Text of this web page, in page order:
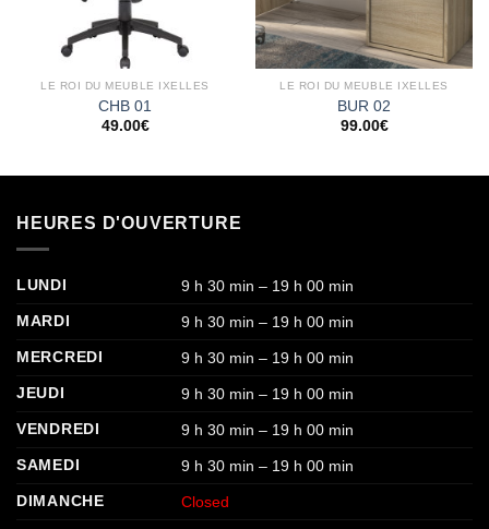
LE ROI DU MEUBLE IXELLES
CHB 01
49.00€
LE ROI DU MEUBLE IXELLES
BUR 02
99.00€
HEURES D'OUVERTURE
LUNDI
9 h 30 min – 19 h 00 min
MARDI
9 h 30 min – 19 h 00 min
MERCREDI
9 h 30 min – 19 h 00 min
JEUDI
9 h 30 min – 19 h 00 min
VENDREDI
9 h 30 min – 19 h 00 min
SAMEDI
9 h 30 min – 19 h 00 min
DIMANCHE
Closed